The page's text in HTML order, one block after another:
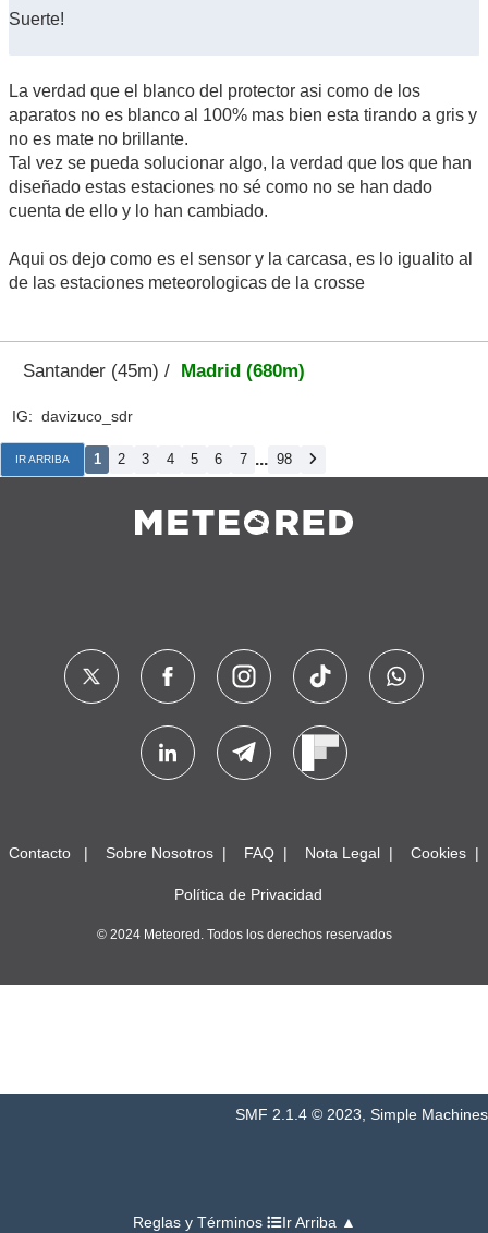
Suerte!
La verdad que el blanco del protector asi como de los
aparatos no es blanco al 100% mas bien esta tirando a gris y
no es mate no brillante.
Tal vez se pueda solucionar algo, la verdad que los que han
diseñado estas estaciones no sé como no se han dado
cuenta de ello y lo han cambiado.
Aqui os dejo como es el sensor y la carcasa, es lo igualito al
de las estaciones meteorologicas de la crosse
Santander (45m) / Madrid (680m)
IG: davizuco_sdr
IR ARRIBA 1 2 3 4 5 6 7 ... 98
Contacto Sobre Nosotros FAQ Nota Legal Cookies
Política de Privacidad
© 2024 Meteored. Todos los derechos reservados
SMF 2.1.4 © 2023 Simple Machines
Reglas y Términos Ir Arriba ▲